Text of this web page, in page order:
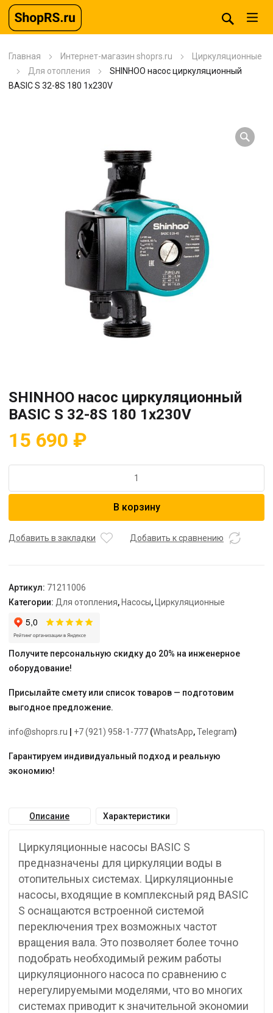
Главная Интернет-магазин shoprs.ru
Циркуляционные
Для отопления
SHINHOO насос циркуляционный
BASIC S 32-8S 180 1x230V
SHINHOO насос циркуляционный
BASIC S 32-8S 180 1x230V
15 690 ₽
SHINHOO
BASIC
180
1x230V
В корзину
Добавить в закладки Добавить к сравнению
Артикул: 71211006
Категории: Для отопления, Насосы, Циркуляционные
Получите персональную скидку до 20% на инженерное
оборудование!
Присылайте смету или список товаров — подготовим
выгодное предложение.
info@shoprs.ru +7 (921) 958-1-777 (WhatsApp,Telegram)
Гарантируем индивидуальный подход и реальную
экономию!
Описание Характеристики
Циркуляционные насосы BASIC S
предназначены для циркуляции воды в
отопительных системах. Циркуляционные
насосы, входящие в комплексный ряд BASIC
S оснащаются встроенной системой
переключения трех возможных частот
вращения вала. Это позволяет более точно
подобрать необходимый режим работы
циркуляционного насоса по сравнению с
нерегулируемыми моделями, что во многих
системах приводит к значительной экономии